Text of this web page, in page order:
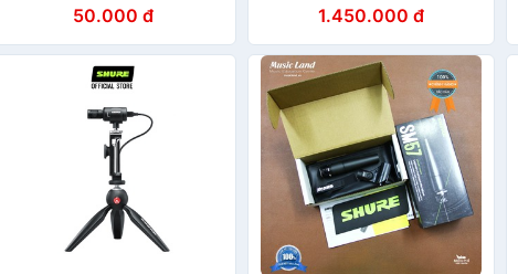
50.000 đ
Karaoke PGA58
1.450.000 đ